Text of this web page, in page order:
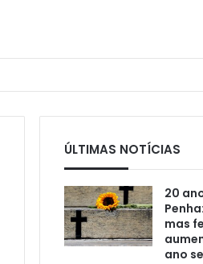
ÚLTIMAS NOTÍCIAS
20
mas
ano